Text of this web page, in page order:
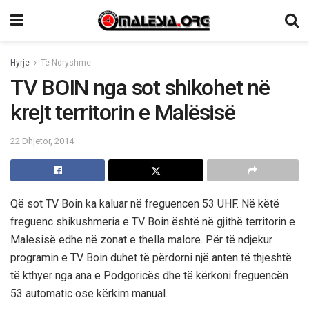
Hyrje Të Ndryshme
TV BOIN nga sot shikohet në
krejt territorin e Malësisë
22 Dhjetor, 2014
Që sot TV Boin ka kaluar në freguencen 53 UHF. Në këtë
freguenc shikushmeria e TV Boin është në gjithë territorin e
Malesisë edhe në zonat e thella malore. Për të ndjekur
programin e TV Boin duhet të përdorni një anten të thjeshtë
të kthyer nga ana e Podgoricës dhe të kërkoni freguencën
53 automatic ose kërkim manual.